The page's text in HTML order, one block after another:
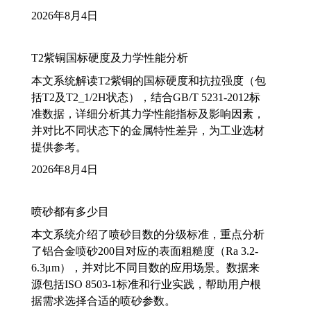
2026年8月4日
T2紫铜国标硬度及力学性能分析
本文系统解读T2紫铜的国标硬度和抗拉强度（包
括T2及T2_1/2H状态），结合GB/T 5231-2012标
准数据，详细分析其力学性能指标及影响因素，
并对比不同状态下的金属特性差异，为工业选材
提供参考。
2026年8月4日
喷砂都有多少目
本文系统介绍了喷砂目数的分级标准，重点分析
了铝合金喷砂200目对应的表面粗糙度（Ra 3.2-
6.3μm），并对比不同目数的应用场景。数据来
源包括ISO 8503-1标准和行业实践，帮助用户根
据需求选择合适的喷砂参数。